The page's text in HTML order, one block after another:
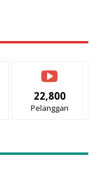
22,800
Pelanggan